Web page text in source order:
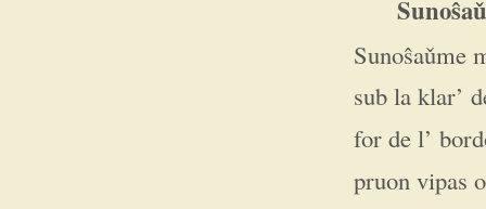
Sunoŝaǔme
sub la klar’
for de l’
pruon vipas